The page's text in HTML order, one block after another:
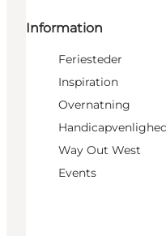
Information
Feriesteder
Inspiration
Overnatning
Handicapvenlighed
Way Out West
Events